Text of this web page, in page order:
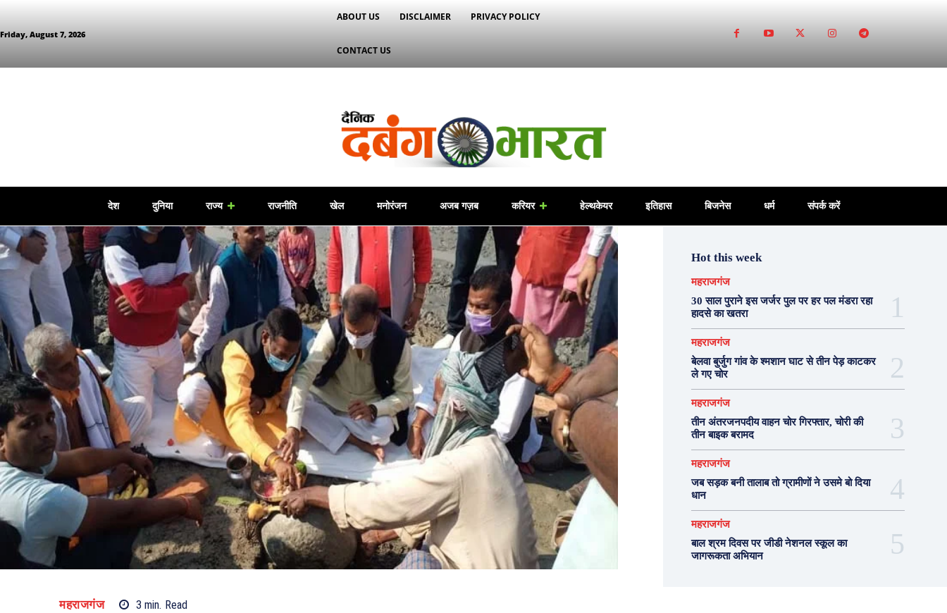
Friday, August 7, 2026
ABOUT US DISCLAIMER PRIVACY POLICY
CONTACT US
देश दुनिया राज्य राजनीति खेल मनोरंजन अजब गज़ब करियर हेल्थकेयर इतिहास बिजनेस धर्म संपर्क करें
महराजगंज 3 min. Read
Hot this week
महराजगंज
30 साल पुराने इस जर्जर पुल पर हर पल मंडरा रहा
हादसे का खतरा
महराजगंज
बेलवा बुर्जुग गांव के श्मशान घाट से तीन पेड़ काटकर
ले गए चोर
महराजगंज
तीन अंतरजनपदीय वाहन चोर गिरफ्तार, चोरी की
तीन बाइक बरामद
महराजगंज
जब सड़क बनी तालाब तो ग्रामीणों ने उसमे बो दिया
धान
महराजगंज
बाल श्रम दिवस पर जीडी नेशनल स्कूल का
जागरूकता अभियान